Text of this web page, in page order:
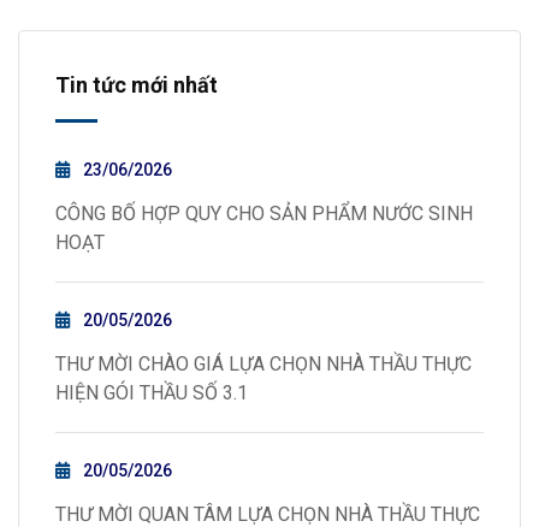
Tin tức mới nhất
23/06/2026
CÔNG BỐ HỢP QUY CHO SẢN PHẨM NƯỚC SINH
HOẠT
20/05/2026
THƯ MỜI CHÀO GIÁ LỰA CHỌN NHÀ THẦU THỰC
HIỆN GÓI THẦU SỐ 3.1
20/05/2026
THƯ MỜI QUAN TÂM LỰA CHỌN NHÀ THẦU THỰC